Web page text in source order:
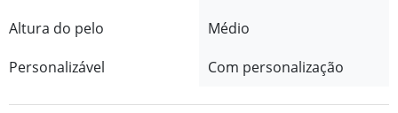
Altura do pelo
Médio
Personalizável
Com personalização